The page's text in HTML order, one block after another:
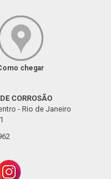
chegar
CORROSÃO
- Rio de Janeiro